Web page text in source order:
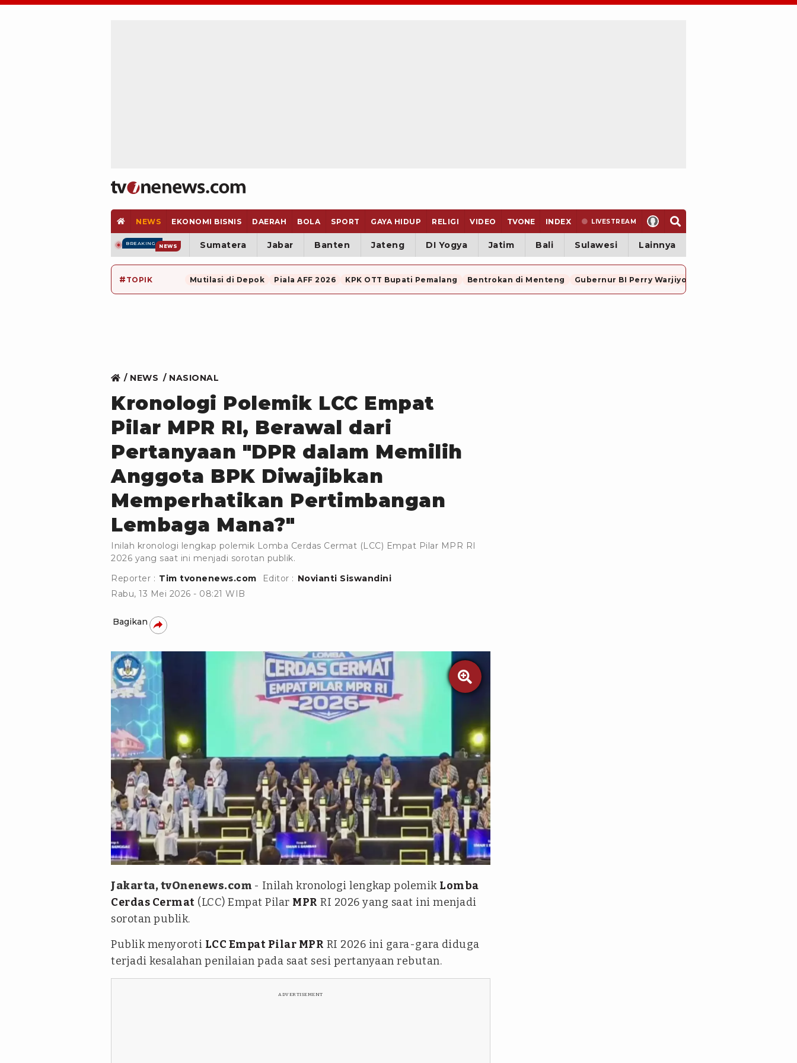
NEWS EKONOMI BISNIS DAERAH BOLA SPORT GAYA HIDUP RELIGI VIDEO TVONE INDEX LIVESTREAM
BREAKING NEWS Sumatera Jabar Banten Jateng DI Yogya Jatim Bali Sulawesi Lainnya
# TOPIK Mutilasi di Depok Piala AFF 2026 KPK OTT Bupati Pemalang Bentrokan di Menteng Gubernur BI Perry Warjiyo Mundur
NEWS NASIONAL
Kronologi Polemik LCC Empat
Pilar MPR RI, Berawal dari
Pertanyaan "DPR dalam Memilih
Anggota BPK Diwajibkan
Memperhatikan Pertimbangan
Lembaga Mana?"
Inilah kronologi lengkap polemik Lomba Cerdas Cermat (LCC) Empat Pilar MPR RI
2026 yang saat ini menjadi sorotan publik.
Reporter : Tim tvonenews.com Editor : Novianti Siswandini
Rabu, 13 Mei 2026 - 08:21 WIB
Bagikan

Tangkapan layar
Jakarta, tvOnenews.com - Inilah kronologi lengkap polemik Lomba
Cerdas Cermat (LCC) Empat Pilar MPR RI 2026 yang saat ini menjadi
sorotan publik.
Publik menyoroti LCC Empat Pilar MPR RI 2026 ini gara-gara diduga
terjadi kesalahan penilaian pada saat sesi pertanyaan rebutan.
ADVERTISEMENT